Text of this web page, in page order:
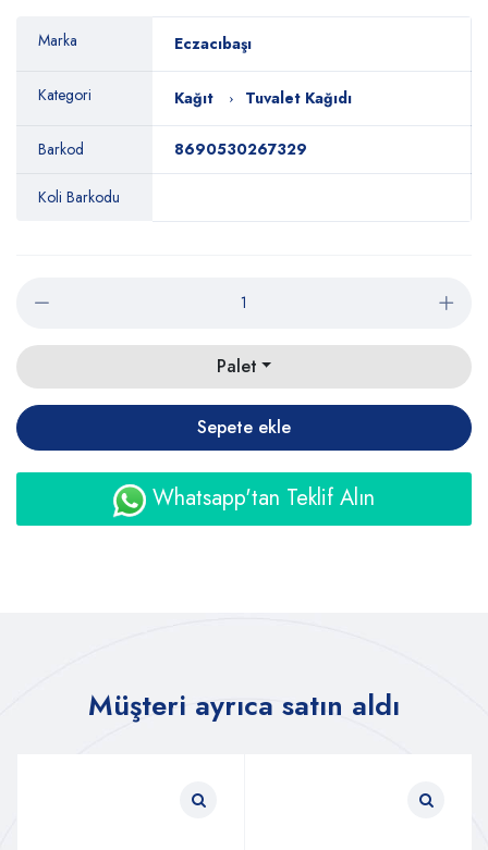
Marka Eczacıbaşı
Kategori Kağıt Tuvalet Kağıdı
Barkod 8690530267329
Koli Barkodu
Palet
Sepete ekle
Whatsapp'tan Teklif Alın
Müşteri ayrıca satın aldı